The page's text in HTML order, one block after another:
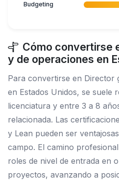
Budgeting
Cómo convertirse
y de operaciones en
Para convertirse en Director
en Estados Unidos, se suele
licenciatura y entre 3 a 8
relacionada. Las
y Lean pueden ser
campo. El camino
roles de nivel de entrada en
proyectos, avanzando a